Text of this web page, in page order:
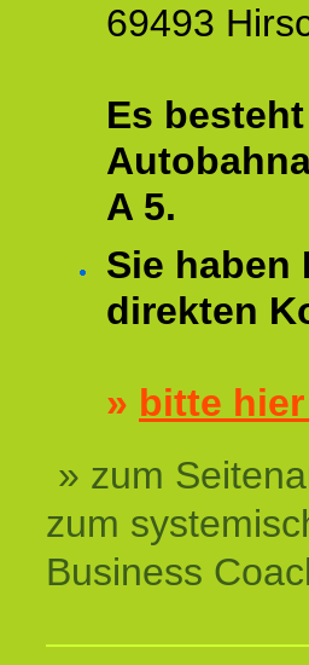
69493
Es
A 5.
Sie haben
direkten
» bitte
» zum
zum
Business